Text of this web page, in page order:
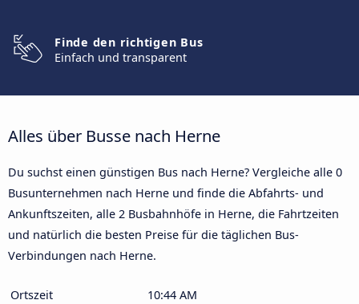
Finde den richtigen Bus
Einfach und transparent
Alles über Busse nach Herne
Du suchst einen günstigen Bus nach Herne? Vergleiche alle 0
Busunternehmen nach Herne und finde die Abfahrts- und
Ankunftszeiten, alle 2 Busbahnhöfe in Herne, die Fahrtzeiten
und natürlich die besten Preise für die täglichen Bus-
Verbindungen nach Herne.
Ortszeit
10:44 AM